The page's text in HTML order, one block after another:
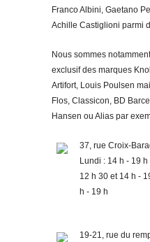
Franco Albini, Gaetano
Achille Castiglioni parmi
Nous sommes
exclusif des marques
Artifort, Louis Poulsen
Flos, Classicon, BD
Hansen ou Alias par
37, rue Croix-
Lundi : 14 h - 19
12 h 30 et 14 h -
h - 19 h
19-21, rue du